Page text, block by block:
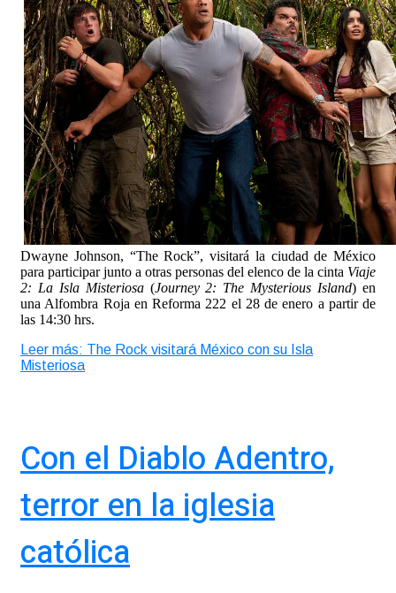
Dwayne Johnson, “The Rock”, visitará la ciudad de México
para participar junto a otras personas del elenco de la cinta Viaje
2: La Isla Misteriosa (Journey 2: The Mysterious Island) en
una Alfombra Roja en Reforma 222 el 28 de enero a partir de
las 14:30 hrs.
Leer más: The Rock visitará México con su Isla
Misteriosa
Con el Diablo Adentro,
terror en la iglesia
católica